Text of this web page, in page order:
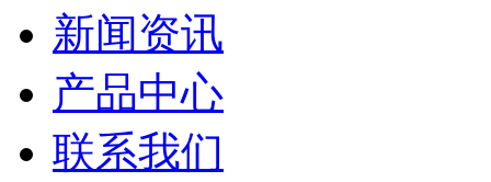
新闻资讯
产品中心
联系我们